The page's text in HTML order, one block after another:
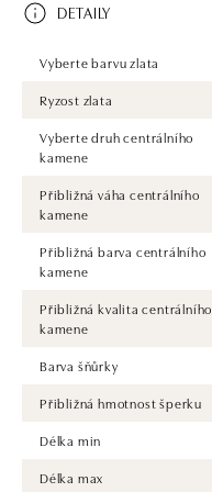
DETAILY
Vyberte barvu zlata
Ryzost zlata
Vyberte druh centrálního
kamene
Přibližná váha centrálního
kamene
Přibližná barva centrálního
kamene
Přibližná kvalita centrálního
kamene
Barva šňůrky
Přibližná hmotnost šperku
Délka min
Délka max